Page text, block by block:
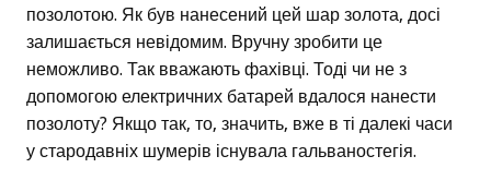
позолотою. Як був нанесений цей шар золота, досі
залишається невідомим. Вручну зробити це
неможливо. Так вважають фахівці. Тоді чи не з
допомогою електричних батарей вдалося нанести
позолоту? Якщо так, то, значить, вже в ті далекі часи
у стародавніх шумерів існувала гальваностегія.